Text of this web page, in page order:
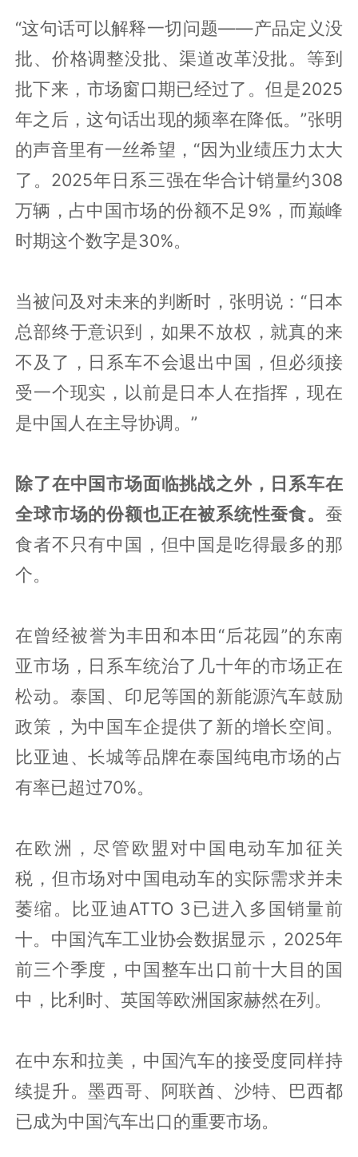
“这句话可以解释一切问题——产品定义没
批、价格调整没批、渠道改革没批。等到
批下来，市场窗口期已经过了。但是2025
年之后，这句话出现的频率在降低。”张明
的声音里有一丝希望，“因为业绩压力太大
了。2025年日系三强在华合计销量约308
万辆，占中国市场的份额不足9%，而巅峰
时期这个数字是30%。
当被问及对未来的判断时，张明说：“日本
总部终于意识到，如果不放权，就真的来
不及了，日系车不会退出中国，但必须接
受一个现实，以前是日本人在指挥，现在
是中国人在主导协调。”
除了在中国市场面临挑战之外，日系车在
全球市场的份额也正在被系统性蚕食。 蚕
食者不只有中国，但中国是吃得最多的那
个。
在曾经被誉为丰田和本田“后花园”的东南
亚市场，日系车统治了几十年的市场正在
松动。泰国、印尼等国的新能源汽车鼓励
政策，为中国车企提供了新的增长空间。
比亚迪、长城等品牌在泰国纯电市场的占
有率已超过70%。
在欧洲，尽管欧盟对中国电动车加征关
税，但市场对中国电动车的实际需求并未
萎缩。比亚迪ATTO 3已进入多国销量前
十。中国汽车工业协会数据显示，2025年
前三个季度，中国整车出口前十大目的国
中，比利时、英国等欧洲国家赫然在列。
在中东和拉美，中国汽车的接受度同样持
续提升。墨西哥、阿联酋、沙特、巴西都
已成为中国汽车出口的重要市场。